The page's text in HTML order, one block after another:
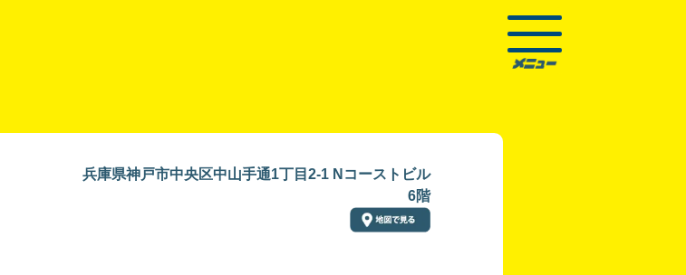
兵庫県神戸市中央区中山手通1丁目2-1 Nコーストビル
6階